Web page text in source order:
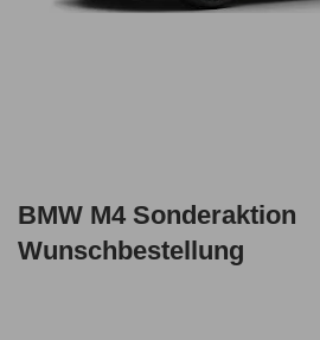
BMW M4 Sonderaktion
Wunschbestellung